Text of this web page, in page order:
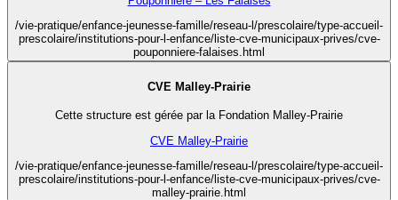
/vie-pratique/enfance-jeunesse-famille/reseau-l/prescolaire/type-accueil-
prescolaire/institutions-pour-l-enfance/liste-cve-municipaux-prives/cve-
pouponniere-falaises.html
CVE Malley-Prairie
Cette structure est gérée par la Fondation Malley-Prairie
CVE Malley-Prairie
/vie-pratique/enfance-jeunesse-famille/reseau-l/prescolaire/type-accueil-
prescolaire/institutions-pour-l-enfance/liste-cve-municipaux-prives/cve-
malley-prairie.html